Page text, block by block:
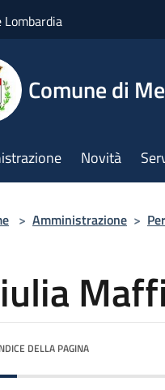
Lombardia
Comune di
Novità
> Amministrazione >
DELLA PAGINA